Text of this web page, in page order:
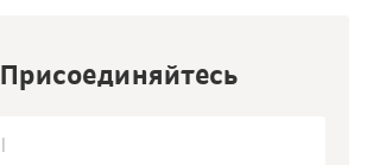
Присоединяйтесь